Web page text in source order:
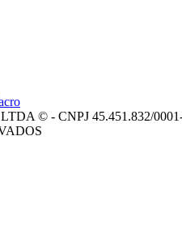
© - CNPJ 45.451.832/